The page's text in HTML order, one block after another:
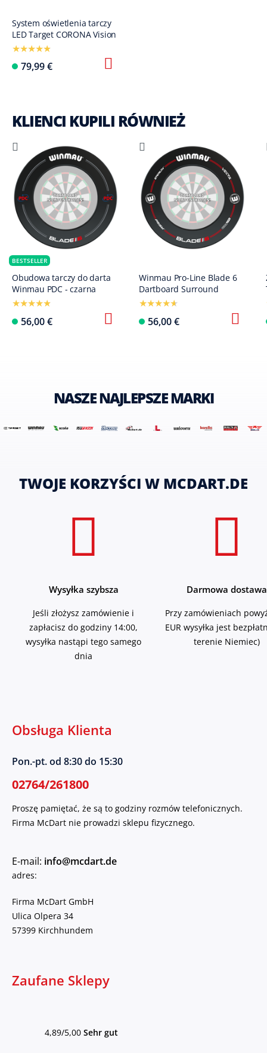
System oświetlenia tarczy
LED Target CORONA Vision
79,99 €
KLIENCI KUPILI RÓWNIEŻ
BESTSELLER
Obudowa tarczy do darta
Winmau PDC - czarna
56,00 €
Winmau Pro-Line Blade 6
Dartboard Surround
56,00 €
NASZE NAJLEPSZE MARKI
TWOJE KORZYŚCI W MCDART.DE
Wysyłka szybsza
Jeśli złożysz zamówienie i
zapłacisz do godziny 14:00,
wysyłka nastąpi tego samego
dnia
Darmowa dostawa
Przy zamówieniach
EUR wysyłka jest
terenie Niemiec)
Obsługa Klienta
Pon.-pt. od 8:30 do 15:30
02764/261800
Proszę pamiętać, że są to godziny rozmów telefonicznych.
Firma McDart nie prowadzi sklepu fizycznego.
E-mail: info@mcdart.de
adres:
Firma McDart GmbH
Ulica Olpera 34
57399 Kirchhundem
Zaufane Sklepy
4,89/5,00 Sehr gut